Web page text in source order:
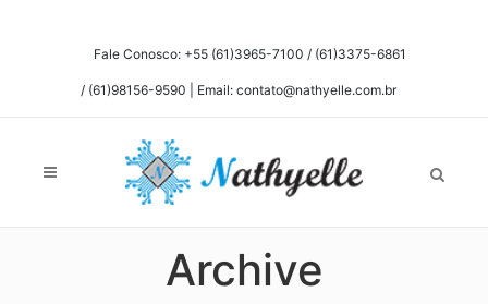
Fale Conosco: +55 (61)3965-7100 / (61)3375-6861
/ (61)98156-9590 | Email: contato@nathyelle.com.br
Archive